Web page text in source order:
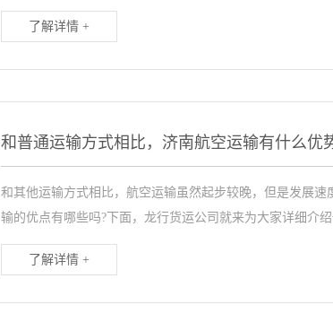
了解详情 +
和普通运输方式相比，济南航空运输有什么优
和其他运输方式相比，航空运输虽然起步较晚，但是发展
输的优点有哪些吗?下面，龙行货运公司就来为大家详细介
了解详情 +